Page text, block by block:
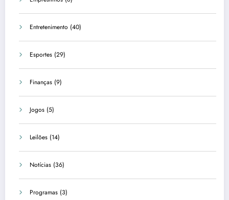
Entretenimento (40)
Esportes (29)
Finanças (9)
Jogos (5)
Leilões (14)
Notícias (36)
Programas (3)